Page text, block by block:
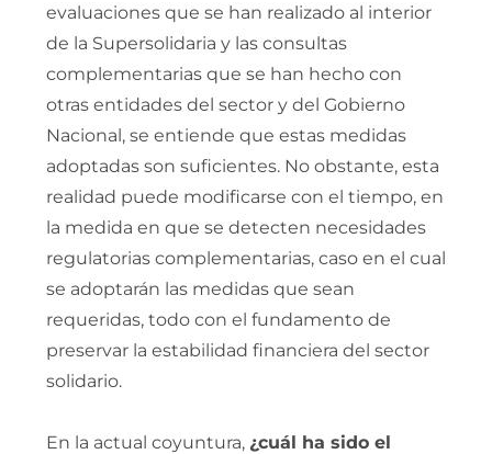
evaluaciones que se han realizado al interior
de la Supersolidaria y las consultas
complementarias que se han hecho con
otras entidades del sector y del Gobierno
Nacional, se entiende que estas medidas
adoptadas son suficientes. No obstante, esta
realidad puede modificarse con el tiempo, en
la medida en que se detecten necesidades
regulatorias complementarias, caso en el cual
se adoptarán las medidas que sean
requeridas, todo con el fundamento de
preservar la estabilidad financiera del sector
solidario.
En la actual coyuntura, ¿cuál ha sido el